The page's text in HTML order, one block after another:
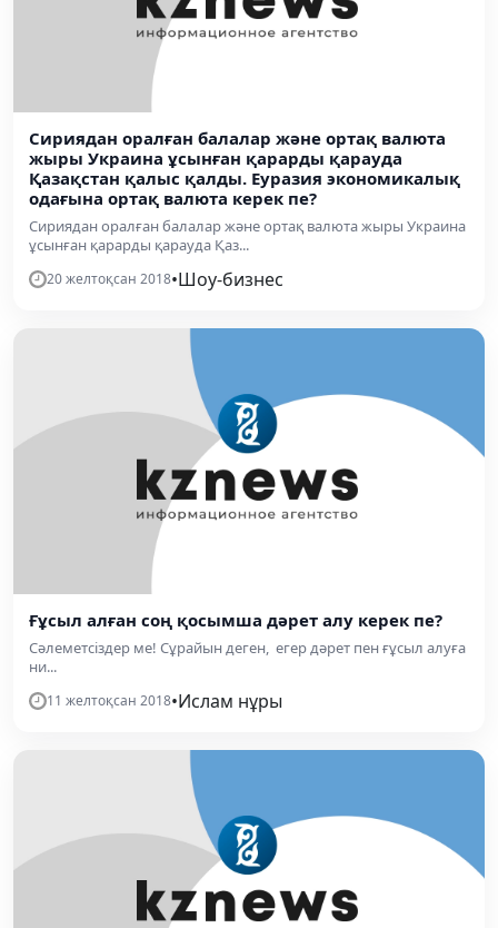
Сириядан оралған балалар және ортақ валюта
жыры Украина ұсынған қарарды қарауда
Қазақстан қалыс қалды. Еуразия экономикалық
одағына ортақ валюта керек пе?
Сириядан оралған балалар және ортақ валюта жыры Украина
ұсынған қарарды қарауда Қаз...
20 желтоқсан 2018•Шоу-бизнес
Ғұсыл алған соң қосымша дәрет алу керек пе?
Сәлеметсіздер ме! Сұрайын деген, егер дәрет пен ғұсыл алуға
ни...
11 желтоқсан 2018•Ислам нұры